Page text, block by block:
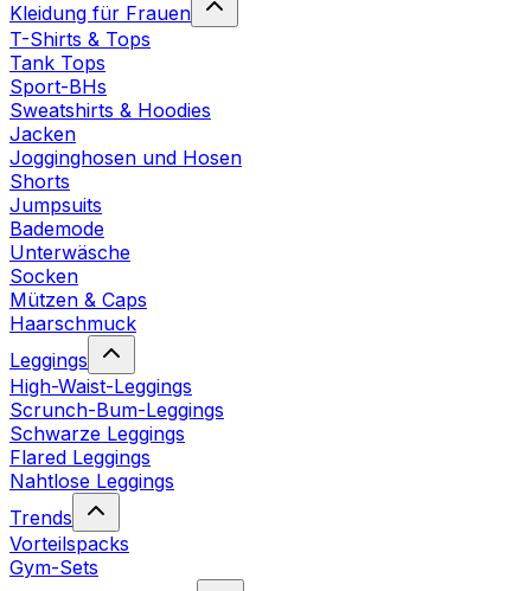
Kleidung für Frauen
T-Shirts & Tops
Tank Tops
Sport-BHs
Sweatshirts & Hoodies
Jacken
Jogginghosen und Hosen
Shorts
Jumpsuits
Bademode
Unterwäsche
Socken
Mützen & Caps
Haarschmuck
Leggings
High-Waist-Leggings
Scrunch-Bum-Leggings
Schwarze Leggings
Flared Leggings
Nahtlose Leggings
Trends
Vorteilspacks
Gym-Sets